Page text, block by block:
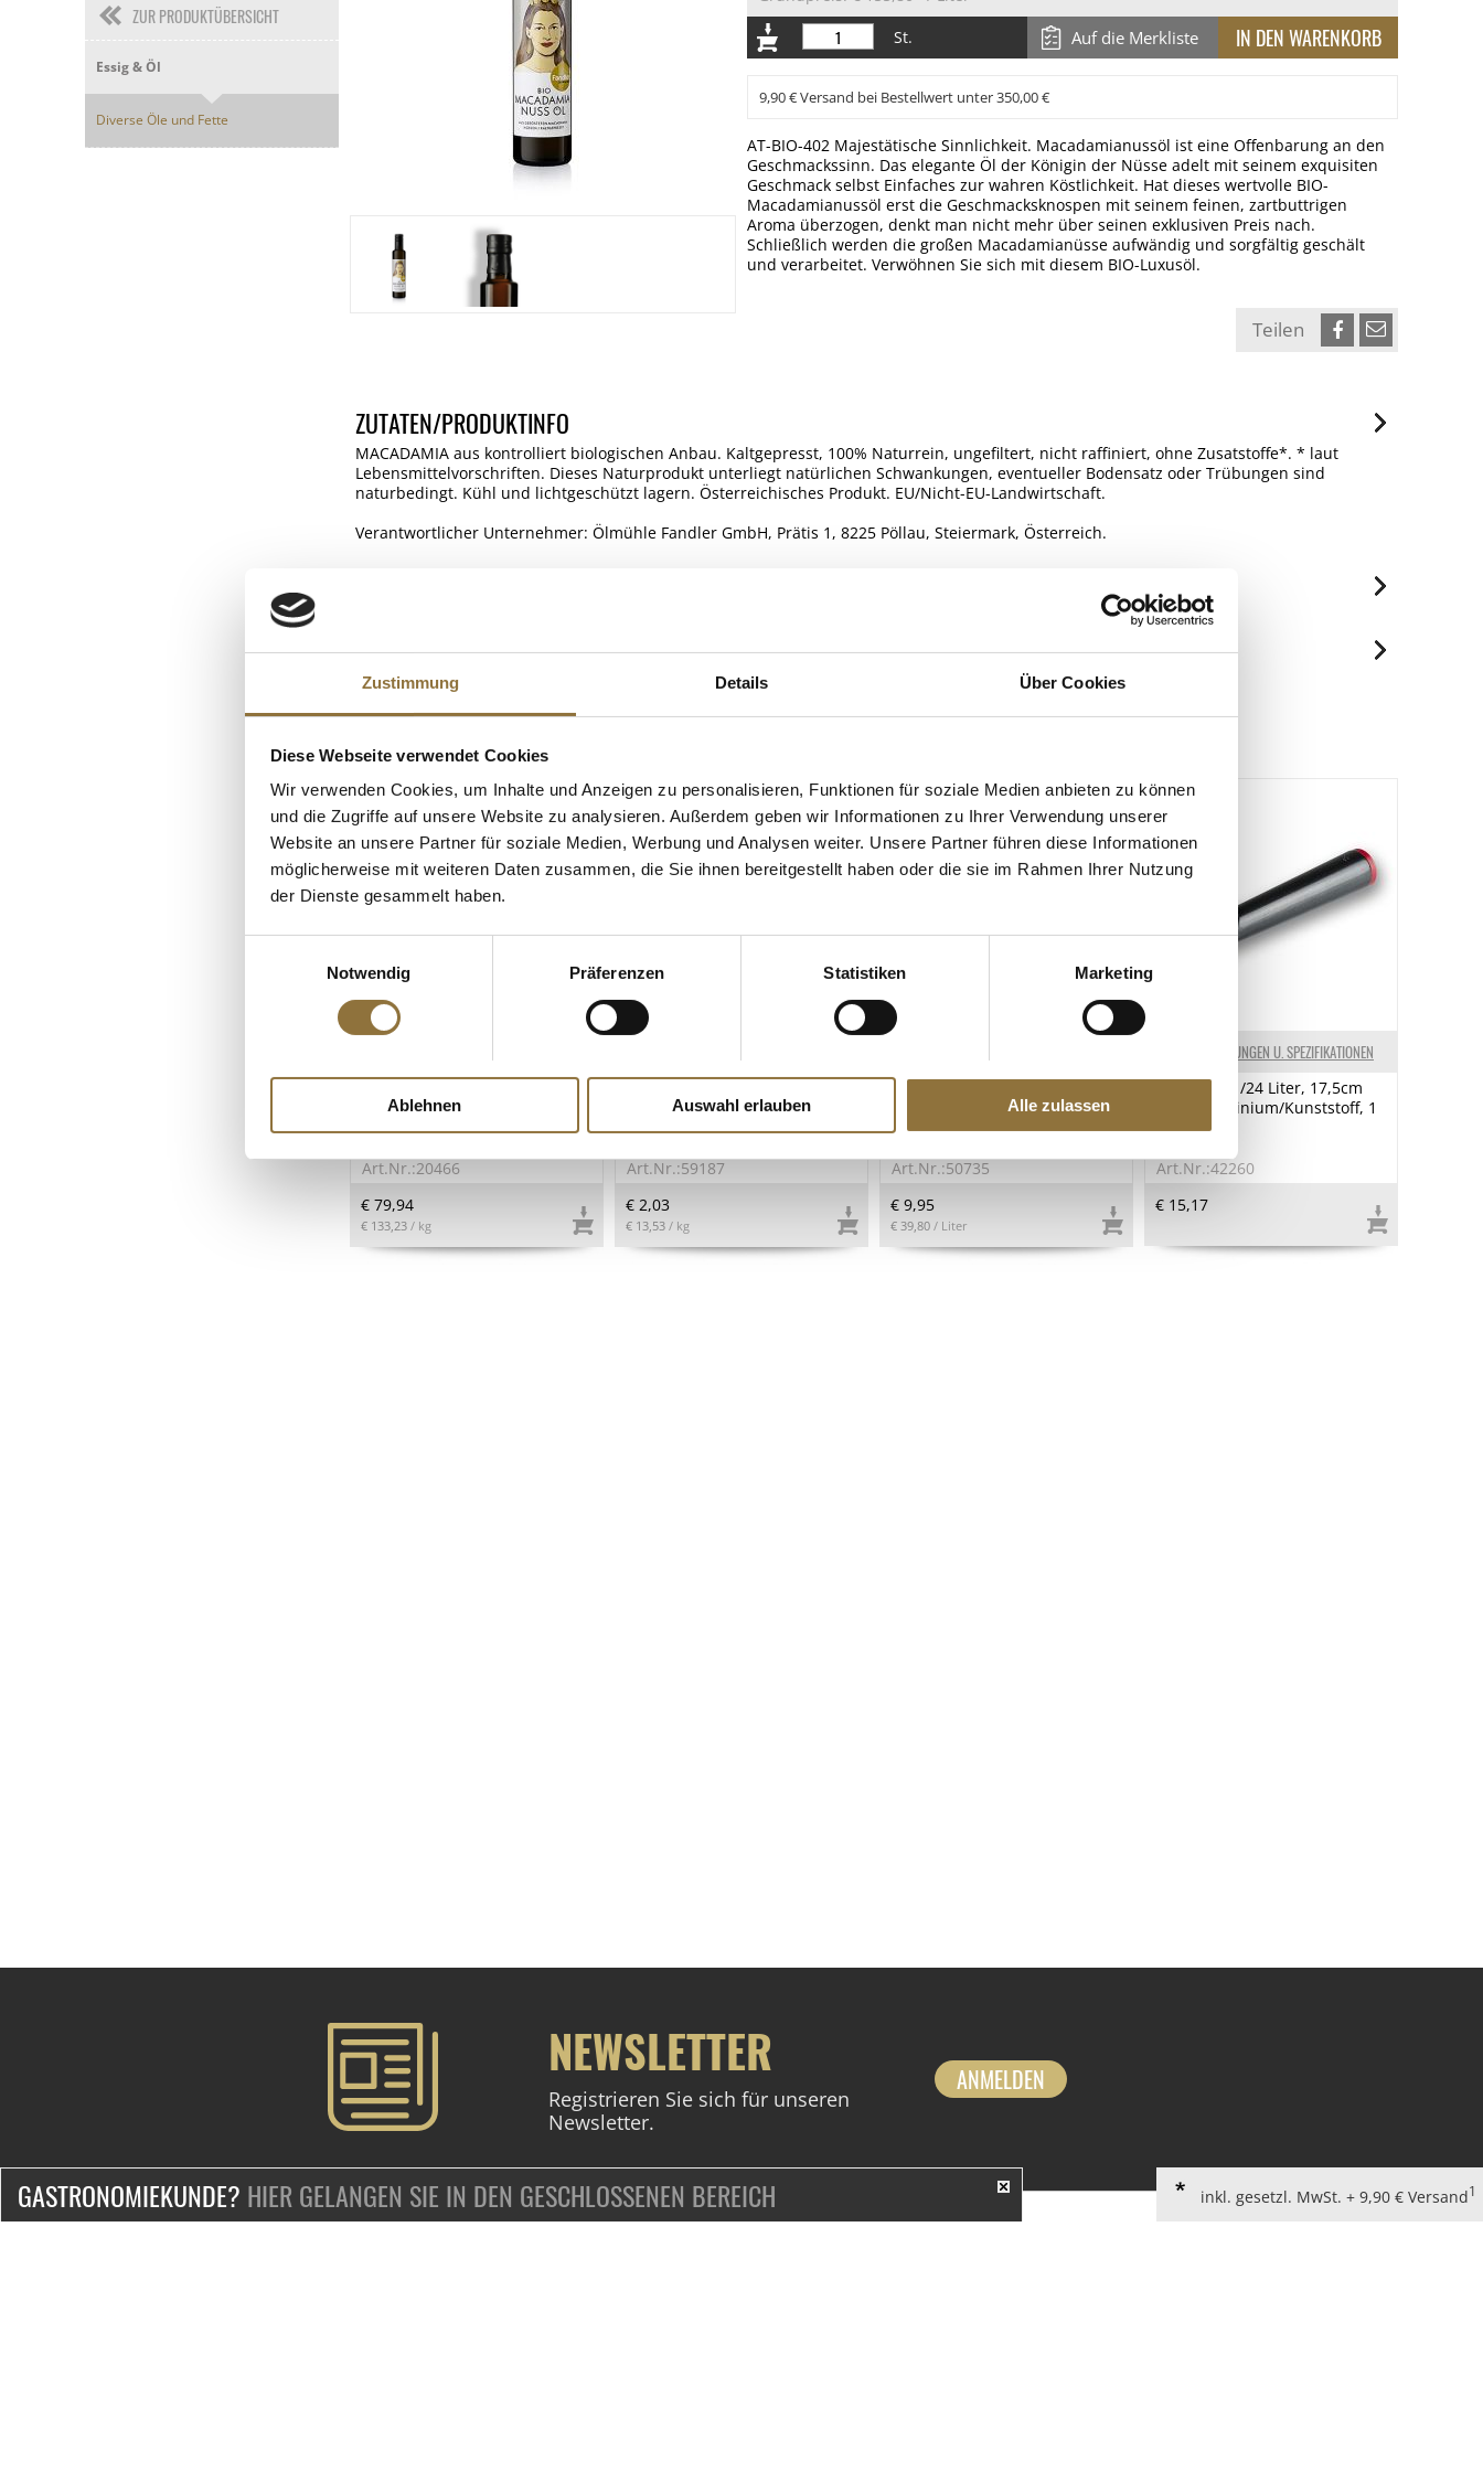
Zustimmung Details Über Cookies
Diese Webseite verwendet Cookies
Wir verwenden Cookies, um Inhalte und Anzeigen zu personalisieren, Funktionen für soziale Medien anbieten zu können
und die Zugriffe auf unsere Website zu analysieren. Außerdem geben wir Informationen zu Ihrer Verwendung unserer
Website an unsere Partner für soziale Medien, Werbung und Analysen weiter. Unsere Partner führen diese Informationen
möglicherweise mit weiteren Daten zusammen, die Sie ihnen bereitgestellt haben oder die sie im Rahmen Ihrer Nutzung
der Dienste gesammelt haben.
Notwendig
Präferenzen Statistiken Marketing
Ablehnen Auswahl erlauben Alle zulassen
ZUR PRODUKTÜBERSICHT
Essig & Öl
Diverse Öle und Fette
St.
Auf die Merkliste
9,90 € Versand bei Bestellwert unter 350,00 €
AT-BIO-402 Majestätische Sinnlichkeit. Macadamianussöl ist eine Offenbarung an den
Geschmackssinn. Das elegante Öl der Königin der Nüsse adelt mit seinem exquisiten
Geschmack selbst Einfaches zur wahren Köstlichkeit. Hat dieses wertvolle BIO-
Macadamianussöl erst die Geschmacksknospen mit seinem feinen, zartbuttrigen
Aroma überzogen, denkt man nicht mehr über seinen exklusiven Preis nach.
Schließlich werden die großen Macadamianüsse aufwändig und sorgfältig geschält
und verarbeitet. Verwöhnen Sie sich mit diesem BIO-Luxusöl.
Teilen
ZUTATEN/PRODUKTINFO
MACADAMIA aus kontrolliert biologischen Anbau. Kaltgepresst, 100% Naturrein, ungefiltert, nicht raffiniert, ohne Zusatstoffe*. * laut
Lebensmittelvorschriften. Dieses Naturprodukt unterliegt natürlichen Schwankungen, eventueller Bodensatz oder Trübungen sind
naturbedingt. Kühl und lichtgeschützt lagern. Österreichisches Produkt. EU/Nicht-EU-Landwirtschaft.
Verantwortlicher Unternehmer: Ölmühle Fandler GmbH, Prätis 1, 8225 Pöllau, Steiermark, Österreich.
3764 kJ/899 kcal
Kohlenhydrate
davon Zucker
Eiweiß
Salz
0 g
ALLERGENE
Allergene
KUNDEN KAUFTEN AUCH
Ferran Adrià, E 415, 600 g
Art.Nr.:20466
€ 79,94
€ 133,23 / kg
Thailand, 150 g
Art.Nr.:59187
€ 2,03
€ 13,53 / kg
Sesamöl, geröstet, La
Tourangelle, 250 ml
Art.Nr.:50735
€ 9,95
€ 39,80 / Liter
KENNZEICHNUNGEN U. SPEZIFIKATIONEN
Eisdipper 1/24 Liter, 17,5cm
lang, Aluminium/Kunststoff, 1
St
Art.Nr.:42260
€ 15,17
NEWSLETTER
Registrieren Sie sich für unseren
Newsletter.
ANMELDEN
GASTRONOMIEKUNDE? HIER GELANGEN SIE IN DEN GESCHLOSSENEN BEREICH inkl. gesetzl. MwSt. + 9,90 € Versand1